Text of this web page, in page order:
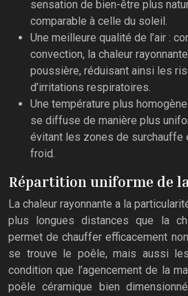
sensation de bien-être plus
comparable à celle du soleil.
Une meilleure qualité de l’air :
convection, la chaleur
poussière, réduisant ainsi les
d’irritations respiratoires.
Une température plus
se diffuse de manière plus
évitant les zones de surchauffe
froid.
Répartition uniforme de
La chaleur rayonnante a la
plus longues distances que la
permet de chauffer efficacement
se trouve le poêle, mais aussi
condition que l’agencement de la
poêle céramique bien